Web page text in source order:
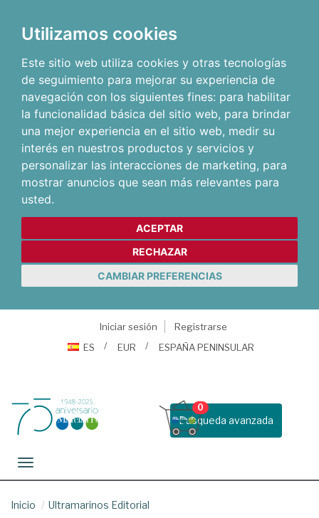
Utilizamos cookies
Este sitio web utiliza cookies y otras tecnologías
de seguimiento para mejorar su experiencia de
navegación con los siguientes fines: para habilitar
la funcionalidad básica del sitio web, para brindar
una mejor experiencia en el sitio web, medir su
interés en nuestros productos y servicios y
personalizar las interacciones de marketing, para
mostrar anuncios que sean más relevantes para
usted.
ACEPTAR
RECHAZAR
CAMBIAR PREFERENCIAS
Iniciar sesión
Registrarse
ES
EUR ESPAÑA PENINSULAR
Busqueda avanzada
0
Toggle navigation
Inicio Ultramarinos Editorial